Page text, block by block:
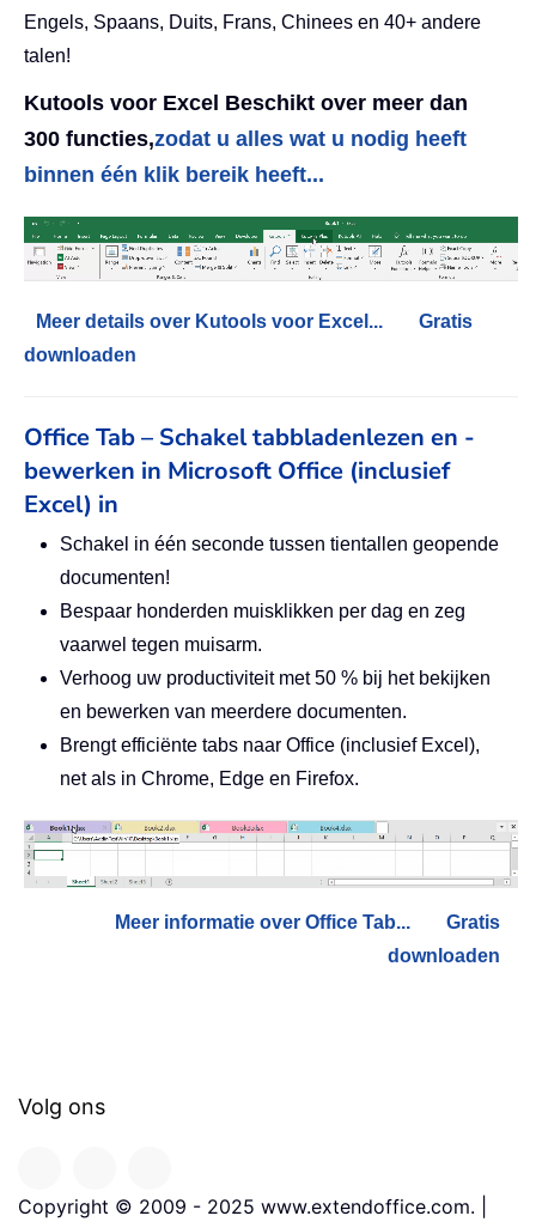
Engels, Spaans, Duits, Frans, Chinees en 40+ andere
talen!
Kutools voor Excel Beschikt over meer dan
300 functies,zodat u alles wat u nodig heeft
binnen één klik bereik heeft...
Meer details over Kutools voor Excel...
Gratis
downloaden
Office Tab – Schakel tabbladenlezen en -
bewerken in Microsoft Office (inclusief
Excel) in
Schakel in één seconde tussen tientallen geopende
documenten!
Bespaar honderden muisklikken per dag en zeg
vaarwel tegen muisarm.
Verhoog uw productiviteit met 50 % bij het bekijken
en bewerken van meerdere documenten.
Brengt efficiënte tabs naar Office (inclusief Excel),
net als in Chrome, Edge en Firefox.
Meer informatie over Office Tab...
Gratis
downloaden
Volg ons
Copyright © 2009 - 2025 www.extendoffice.com. |